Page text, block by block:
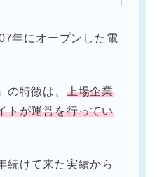
年にオープンした電
の特徴は、 上場企業
トが運営を行ってい
続けて来た実績から